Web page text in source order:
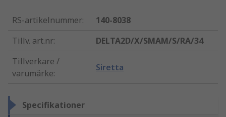
RS-artikelnummer:
140-8038
Tillv. art.nr:
DELTA2D/X/SMAM/S/RA/34
Tillverkare /
varumärke:
Siretta
Specifikationer